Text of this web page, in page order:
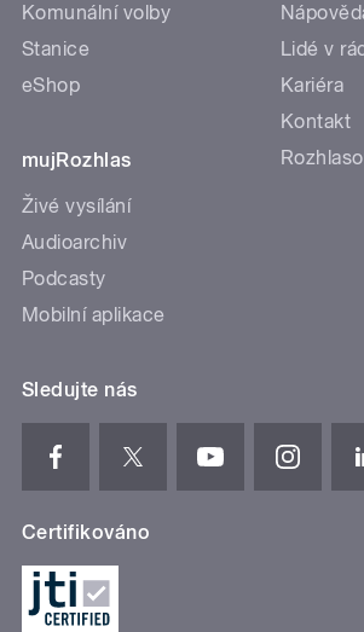
Komunální volby
Stanice
eShop
mujRozhlas
Živé vysílání
Audioarchiv
Podcasty
Mobilní aplikace
Lidé v
Kariéra
Kontakt
Sledujte nás
Certifikováno